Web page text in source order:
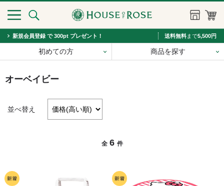
新規会員登録 で 300pt プレゼント！ 送料無料まで5,500円
初めての方 商品を探す
オーベイビー
並べ替え
全 6 件